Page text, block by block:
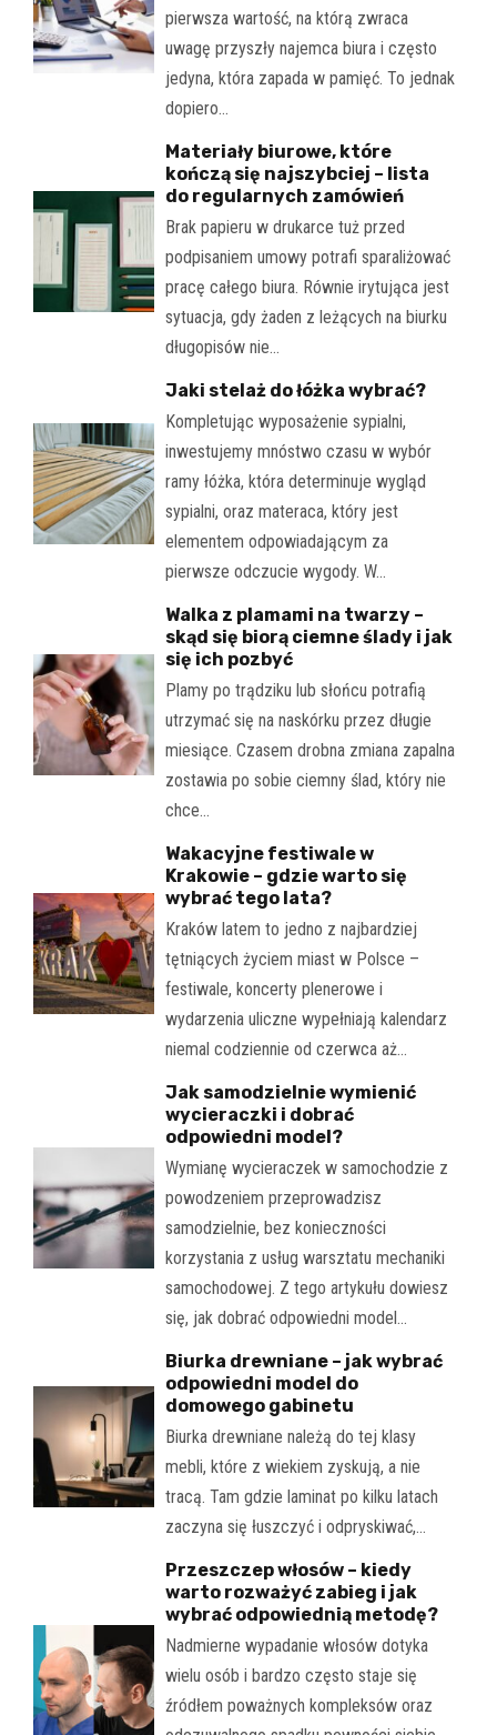
pierwsza wartość, na którą zwraca
uwagę przyszły najemca biura i często
jedyna, która zapada w pamięć. To jednak
dopiero…
Materiały biurowe, które
kończą się najszybciej – lista
do regularnych zamówień
Brak papieru w drukarce tuż przed
podpisaniem umowy potrafi sparaliżować
pracę całego biura. Równie irytująca jest
sytuacja, gdy żaden z leżących na biurku
długopisów nie…
Jaki stelaż do łóżka wybrać?
Kompletując wyposażenie sypialni,
inwestujemy mnóstwo czasu w wybór
ramy łóżka, która determinuje wygląd
sypialni, oraz materaca, który jest
elementem odpowiadającym za
pierwsze odczucie wygody. W…
Walka z plamami na twarzy –
skąd się biorą ciemne ślady i jak
się ich pozbyć
Plamy po trądziku lub słońcu potrafią
utrzymać się na naskórku przez długie
miesiące. Czasem drobna zmiana zapalna
zostawia po sobie ciemny ślad, który nie
chce…
Wakacyjne festiwale w
Krakowie – gdzie warto się
wybrać tego lata?
Kraków latem to jedno z najbardziej
tętniących życiem miast w Polsce –
festiwale, koncerty plenerowe i
wydarzenia uliczne wypełniają kalendarz
niemal codziennie od czerwca aż…
Jak samodzielnie wymienić
wycieraczki i dobrać
odpowiedni model?
Wymianę wycieraczek w samochodzie z
powodzeniem przeprowadzisz
samodzielnie, bez konieczności
korzystania z usług warsztatu mechaniki
samochodowej. Z tego artykułu dowiesz
się, jak dobrać odpowiedni model…
Biurka drewniane – jak wybrać
odpowiedni model do
domowego gabinetu
Biurka drewniane należą do tej klasy
mebli, które z wiekiem zyskują, a nie
tracą. Tam gdzie laminat po kilku latach
zaczyna się łuszczyć i odpryskiwać,…
Przeszczep włosów – kiedy
warto rozważyć zabieg i jak
wybrać odpowiednią metodę?
Nadmierne wypadanie włosów dotyka
wielu osób i bardzo często staje się
źródłem poważnych kompleksów oraz